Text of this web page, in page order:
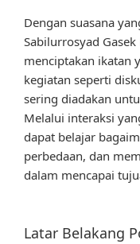
Dengan suasana
Sabilurrosyad
menciptakan ikatan
kegiatan seperti
sering diadakan
Melalui interaksi
dapat belajar
perbedaan, dan
dalam mencapai
Latar Belakang